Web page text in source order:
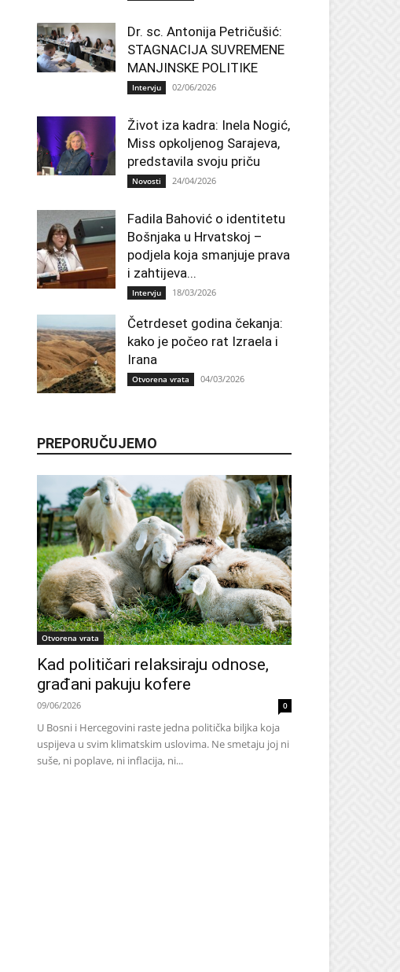
Dr. sc. Antonija Petričušić:
STAGNACIJA SUVREMENE
MANJINSKE POLITIKE
Intervju 02/06/2026
Život iza kadra: Inela Nogić,
Miss opkoljenog Sarajeva,
predstavila svoju priču
Novosti 24/04/2026
Fadila Bahović o identitetu
Bošnjaka u Hrvatskoj –
podjela koja smanjuje prava
i zahtijeva...
Intervju 18/03/2026
Četrdeset godina čekanja:
kako je počeo rat Izraela i
Irana
Otvorena vrata 04/03/2026
PREPORUČUJEMO
Otvorena vrata
Kad političari relaksiraju odnose,
građani pakuju kofere
09/06/2026 0
U Bosni i Hercegovini raste jedna politička biljka koja
uspijeva u svim klimatskim uslovima. Ne smetaju joj ni
suše, ni poplave, ni inflacija, ni...